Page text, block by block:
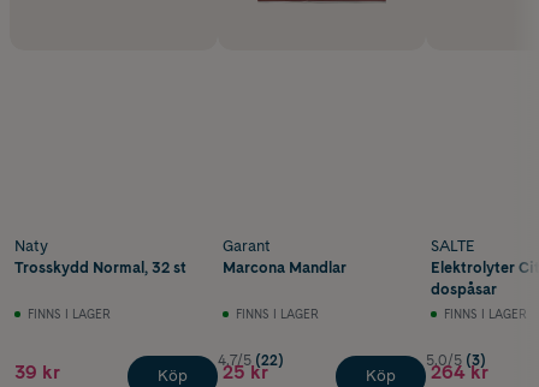
Naty
Trosskydd Normal, 32 st
FINNS I LAGER
39 kr Köp
Garant
Marcona Mandlar
FINNS I LAGER
4.7/5 (22)
25 kr Köp
SALTE
Elektrolyter
dospåsar
FINNS I LAGER
5.0/5 (3)
264 kr